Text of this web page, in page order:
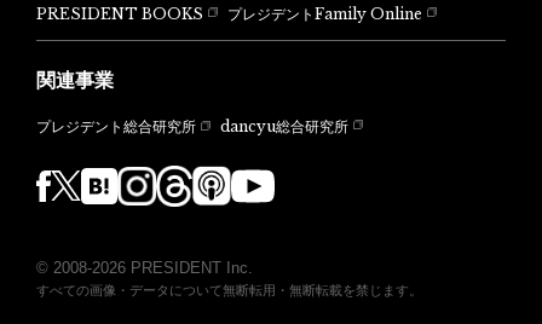
PRESIDENT BOOKS
プレジデントFamily Online
関連事業
プレジデント総合研究所 dancyu総合研究所
© 2008-2026 PRESIDENT Inc.
すべての画像・データについて無断転用・無断転載を禁じます。